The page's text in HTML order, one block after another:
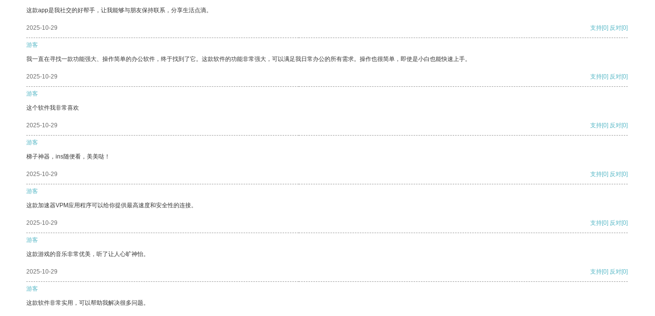
这款app是我社交的好帮手，让我能够与朋友保持联系，分享生活点滴。
2025-10-29 支持[0] 反对[0]
游客
我一直在寻找一款功能强大、操作简单的办公软件，终于找到了它。这款软件的功能非常强大，可以满足我日常办公的所有需求。操作也很简单，即使是小白也能快速上手。
2025-10-29 支持[0] 反对[0]
游客
这个软件我非常喜欢
2025-10-29 支持[0] 反对[0]
游客
梯子神器，ins随便看，美美哒！
2025-10-29 支持[0] 反对[0]
游客
这款加速器VPM应用程序可以给你提供最高速度和安全性的连接。
2025-10-29 支持[0] 反对[0]
游客
这款游戏的音乐非常优美，听了让人心旷神怡。
2025-10-29 支持[0] 反对[0]
游客
这款软件非常实用，可以帮助我解决很多问题。